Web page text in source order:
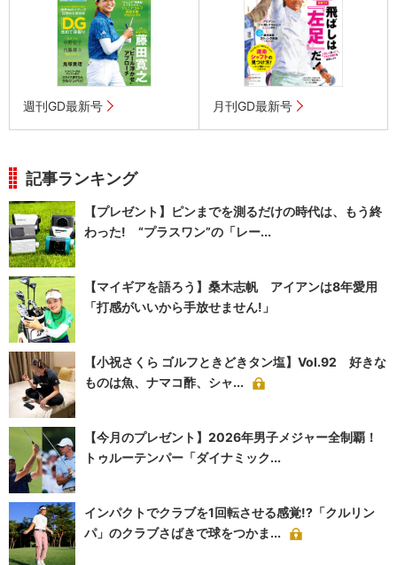
週刊GD最新号 月刊GD最新号
記事ランキング
【プレゼント】ピンまでを測るだけの時代は、もう終
わった! “プラスワン”の「レー...
【マイギアを語ろう】桑木志帆 アイアンは8年愛用
「打感がいいから手放せません!」
【小祝さくら ゴルフときどきタン塩】Vol.92 好きな
ものは魚、ナマコ酢、シャ...
【今月のプレゼント】2026年男子メジャー全制覇！
トゥルーテンパー「ダイナミック...
インパクトでクラブを1回転させる感覚!?「クルリン
パ」のクラブさばきで球をつかま...